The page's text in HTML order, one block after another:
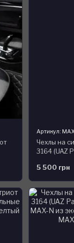
Артикул:
Чехлы на
3164 (UAZ
Черно-
5 500 грн